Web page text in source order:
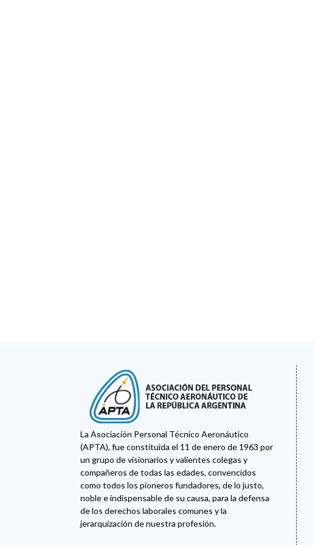
La Asociación Personal Técnico Aeronáutico
(APTA), fue constituida el 11 de enero de 1963 por
un grupo de visionarios y valientes colegas y
compañeros de todas las edades, convencidos
como todos los pioneros fundadores, de lo justo,
noble e indispensable de su causa, para la defensa
de los derechos laborales comunes y la
jerarquización de nuestra profesión.